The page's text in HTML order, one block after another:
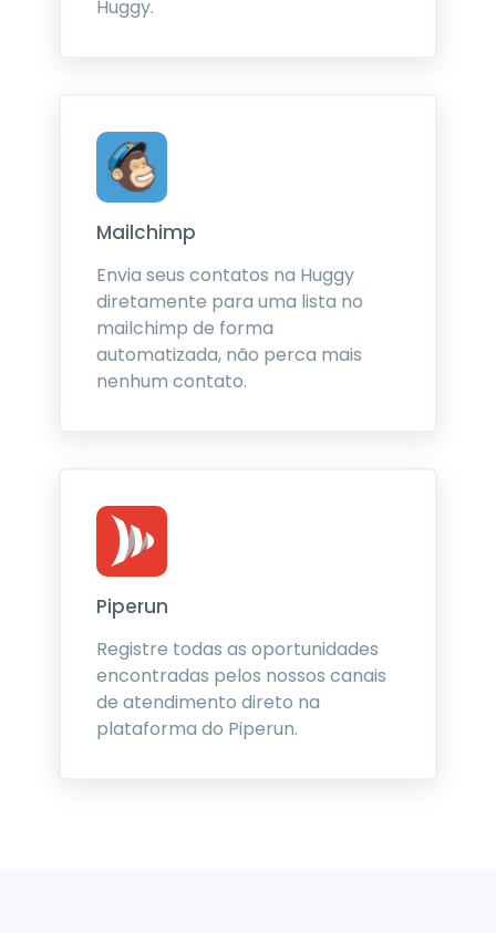
Huggy.
Mailchimp
Envia seus contatos na Huggy
diretamente para uma lista no
mailchimp de forma
automatizada, não perca mais
nenhum contato.
Piperun
Registre todas as oportunidades
encontradas pelos nossos canais
de atendimento direto na
plataforma do Piperun.